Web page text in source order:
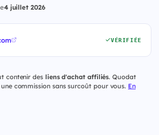
4 juillet 2026
VÉRIFIÉE
contenir des liens d'achat affiliés. Quodat
commission sans surcoût pour vous. En